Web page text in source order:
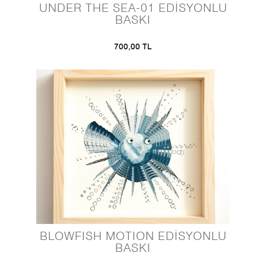
UNDER THE SEA-01 EDİSYONLU
BASKI
700,00 TL
BLOWFISH MOTION EDİSYONLU
BASKI